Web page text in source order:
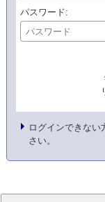
パスワード
ログインできない
さい。